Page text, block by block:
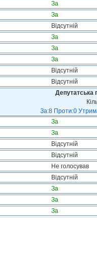
За
За
Відсутній
За
За
За
Відсутній
Відсутній
Депутатська
За:8 Проти:0
За
За
Відсутній
Відсутній
Не голосував
Відсутній
За
За
За